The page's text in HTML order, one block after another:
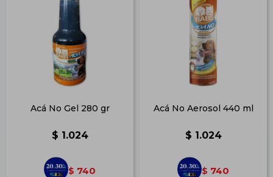
Acá No Gel 280 gr
$ 1.024
$ 740
Acá No Aerosol 440 ml
$ 1.024
$ 740